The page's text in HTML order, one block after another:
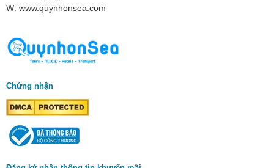
W: www.quynhonsea.com
Chứng nhận